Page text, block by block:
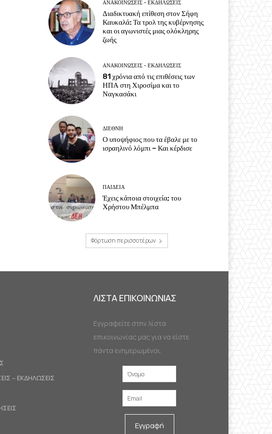
ΑΝΑΚΟΙΝΩΣΕΙΣ - ΕΚΔΗΛΩΣΕΙΣ
Διαδικτυακή επίθεση στον Σήφη
Καυκαλά: Τα τρολ της κυβέρνησης
και οι αγωνιστές μιας ολόκληρης
ζωής
ΑΝΑΚΟΙΝΩΣΕΙΣ - ΕΚΔΗΛΩΣΕΙΣ
81 χρόνια από τις επιθέσεις των
ΗΠΑ στη Χιροσίμα και το
Ναγκασάκι
ΔΙΕΘΝΗ
Ο υποψήφιος που τα έβαλε με το
ισραηλινό λόμπι – Και κέρδισε
ΠΑΙΔΕΙΑ
Έχεις κάποια στοιχεία; του
Χρήστου Μπέλμπα
Φόρτωση περισσοτέρων
– ΕΚΔΗΛΩΣΕΙΣ
ΛΙΣΤΑ ΕΠΙΚΟΙΝΩΝΙΑΣ
Εγγραφείτε στην λίστα
επικοινωνίας μας για να είστε
πάντα ενημερωμένοι.
Εγγραφή